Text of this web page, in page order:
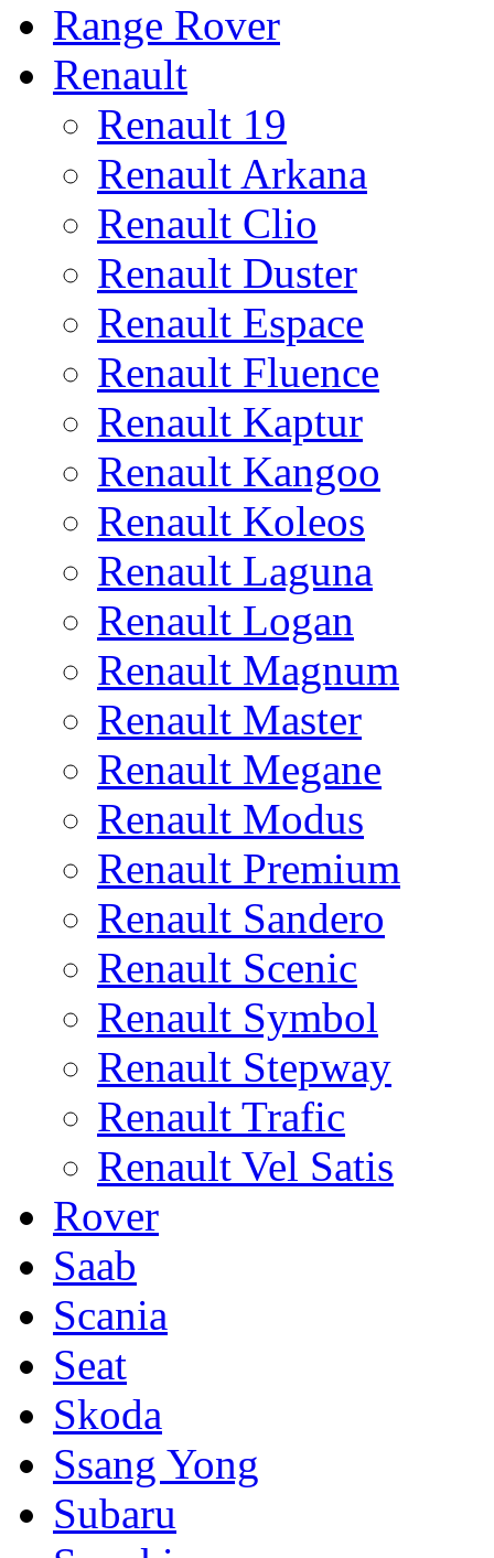
Range Rover
Renault
Renault 19
Renault Arkana
Renault Clio
Renault Duster
Renault Espace
Renault Fluence
Renault Kaptur
Renault Kangoo
Renault Koleos
Renault Laguna
Renault Logan
Renault Magnum
Renault Master
Renault Megane
Renault Modus
Renault Premium
Renault Sandero
Renault Scenic
Renault Symbol
Renault Stepway
Renault Trafic
Renault Vel Satis
Rover
Saab
Scania
Seat
Skoda
Ssang Yong
Subaru